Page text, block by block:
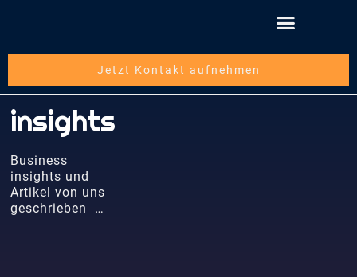
Jetzt Kontakt aufnehmen
insights
Business
insights und
Artikel von uns
geschrieben …